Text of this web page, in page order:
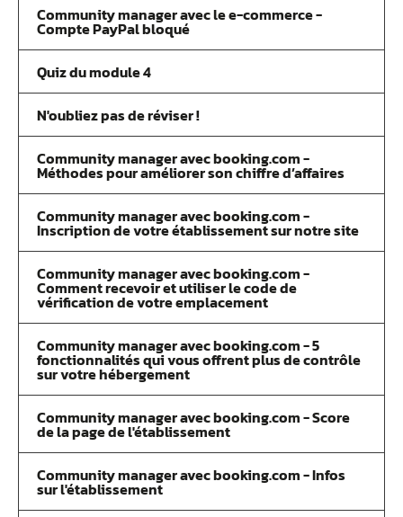
Community manager avec le e-commerce -
Compte PayPal bloqué
Quiz du module 4
N'oubliez pas de réviser !
Community manager avec booking.com -
Méthodes pour améliorer son chiffre d’affaires
Community manager avec booking.com -
Inscription de votre établissement sur notre site
Community manager avec booking.com -
Comment recevoir et utiliser le code de
vérification de votre emplacement
Community manager avec booking.com - 5
fonctionnalités qui vous offrent plus de contrôle
sur votre hébergement
Community manager avec booking.com - Score
de la page de l'établissement
Community manager avec booking.com - Infos
sur l'établissement